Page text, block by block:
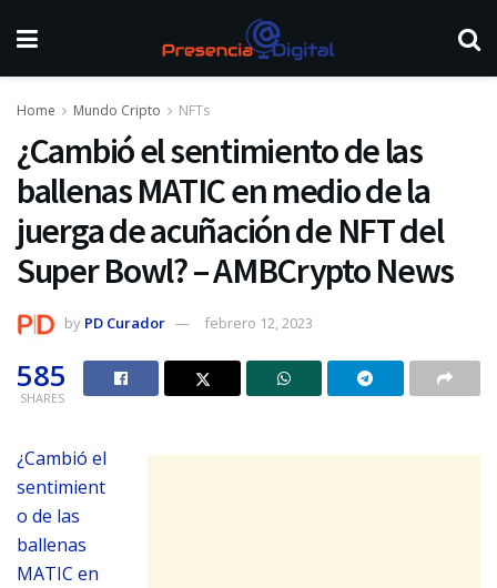
Home Mundo Cripto NFTs
¿Cambió el sentimiento de las
ballenas MATIC en medio de la
juerga de acuñación de NFT del
Super Bowl? – AMBCrypto News
by PD Curador febrero 12, 2023
585
SHARES
¿Cambió el
sentimient
o de las
ballenas
MATIC en